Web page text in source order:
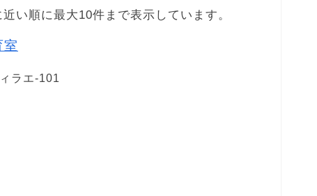
い順に最大10件まで表示しています。
ラエ-101